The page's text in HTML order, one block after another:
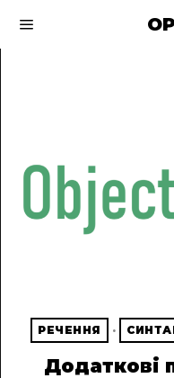
РЕЧЕННЯ ·
Додаткові